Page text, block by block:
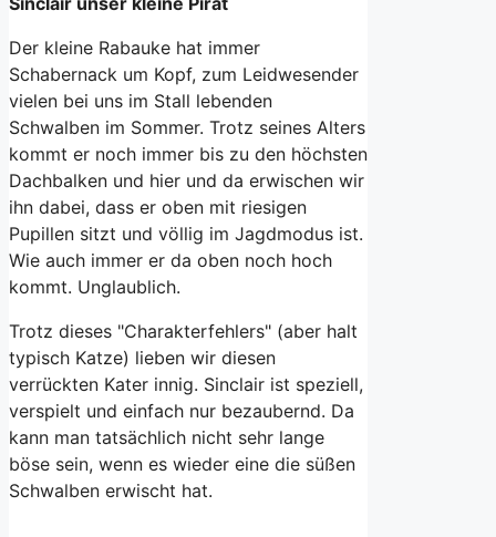
Der kleine Rabauke hat immer
Schabernack um Kopf, zum Leidwesender
vielen bei uns im Stall lebenden
Schwalben im Sommer. Trotz seines Alters
kommt er noch immer bis zu den höchsten
Dachbalken und hier und da erwischen wir
ihn dabei, dass er oben mit riesigen
Pupillen sitzt und völlig im Jagdmodus ist.
Wie auch immer er da oben noch hoch
kommt. Unglaublich.
Trotz dieses "Charakterfehlers" (aber halt
typisch Katze) lieben wir diesen
verrückten Kater innig. Sinclair ist speziell,
verspielt und einfach nur bezaubernd. Da
kann man tatsächlich nicht sehr lange
böse sein, wenn es wieder eine die süßen
Schwalben erwischt hat.